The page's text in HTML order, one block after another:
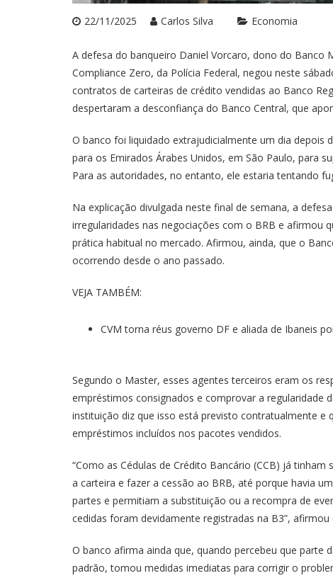
22/11/2025 Carlos Silva Economia
A defesa do banqueiro Daniel Vorcaro, dono do Banco
Compliance Zero, da Polícia Federal, negou neste
contratos de carteiras de crédito vendidas ao Banco
despertaram a desconfiança do Banco Central, que
O banco foi liquidado extrajudicialmente um dia depois
para os Emirados Árabes Unidos, em São Paulo, para
Para as autoridades, no entanto, ele estaria tentando
Na explicação divulgada neste final de semana, a
irregularidades nas negociações com o BRB e afirmou
prática habitual no mercado. Afirmou, ainda, que o
ocorrendo desde o ano passado.
VEJA TAMBÉM:
CVM torna réus governo DF e aliada de Ibaneis
Segundo o Master, esses agentes terceiros eram os
empréstimos consignados e comprovar a regularidade
instituição diz que isso está previsto contratualmente
empréstimos incluídos nos pacotes vendidos.
“Como as Cédulas de Crédito Bancário (CCB) já
a carteira e fazer a cessão ao BRB, até porque havia
partes e permitiam a substituição ou a recompra de
cedidas foram devidamente registradas na B3”, afirmou
O banco afirma ainda que, quando percebeu que
padrão, tomou medidas imediatas para corrigir o